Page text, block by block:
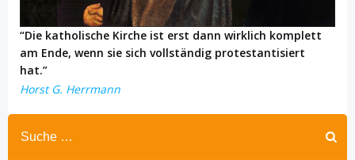
“Die katholische Kirche ist erst dann wirklich komplett
am Ende, wenn sie sich vollständig protestantisiert
hat.”
Horst G. Herrmann